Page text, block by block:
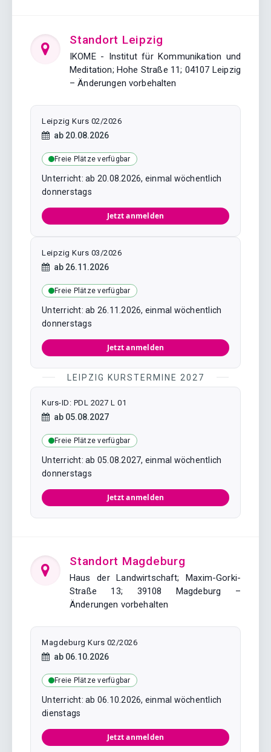
Standort Leipzig
IKOME - Institut für Kommunikation und
Meditation; Hohe Straße 11; 04107 Leipzig
– Änderungen vorbehalten
Leipzig Kurs 02/2026
Kursstart:
ab 20.08.2026
Freie Plätze verfügbar
Unterricht: ab 20.08.2026, einmal wöchentlich
donnerstags
Jetzt anmelden
Leipzig Kurs 03/2026
Kursstart:
ab 26.11.2026
Freie Plätze verfügbar
Unterricht: ab 26.11.2026, einmal wöchentlich
donnerstags
Jetzt anmelden
LEIPZIG KURSTERMINE 2027
Kurs-ID: PDL 2027 L 01
Kursstart:
ab 05.08.2027
Freie Plätze verfügbar
Unterricht: ab 05.08.2027, einmal wöchentlich
donnerstags
Jetzt anmelden
Standort Magdeburg
Haus der Landwirtschaft; Maxim-Gorki-
Straße 13; 39108 Magdeburg –
Änderungen vorbehalten
Magdeburg Kurs 02/2026
Kursstart:
ab 06.10.2026
Freie Plätze verfügbar
Unterricht: ab 06.10.2026, einmal wöchentlich
dienstags
Jetzt anmelden